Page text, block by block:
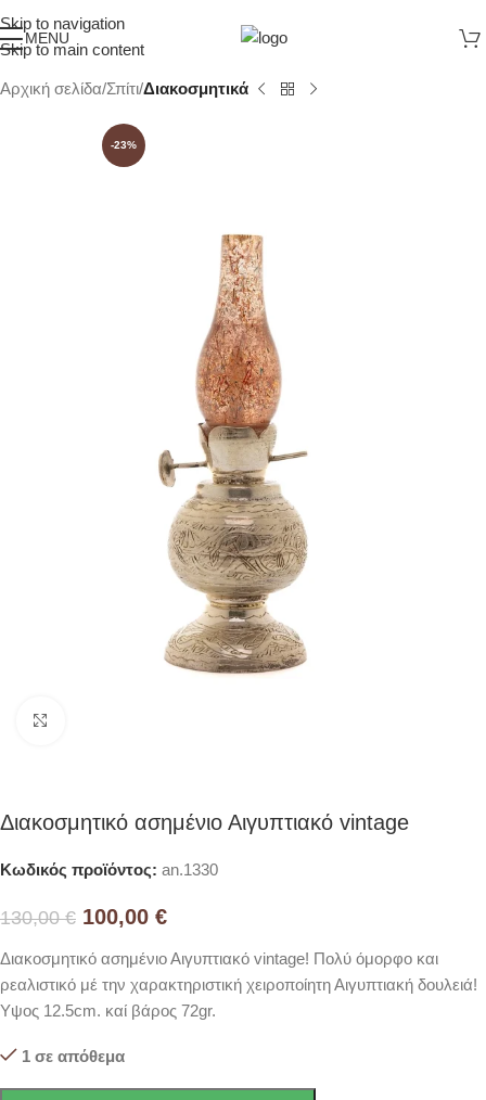
Skip to navigation
Skip to main content
MENU
Αρχική σελίδα Σπίτι Διακοσμητικά
-23%
Διακοσμητικό ασημένιο Αιγυπτιακό vintage
Κωδικός προϊόντος: an.1330
130,00€ 100,00 €
Διακοσμητικό ασημένιο Αιγυπτιακό vintage! Πολύ όμορφο και
ρεαλιστικό μέ την χαρακτηριστική χειροποίητη Αιγυπτιακή δουλειά!
Υψος 12.5cm. καί βάρος 72gr.
1 σε απόθεμα